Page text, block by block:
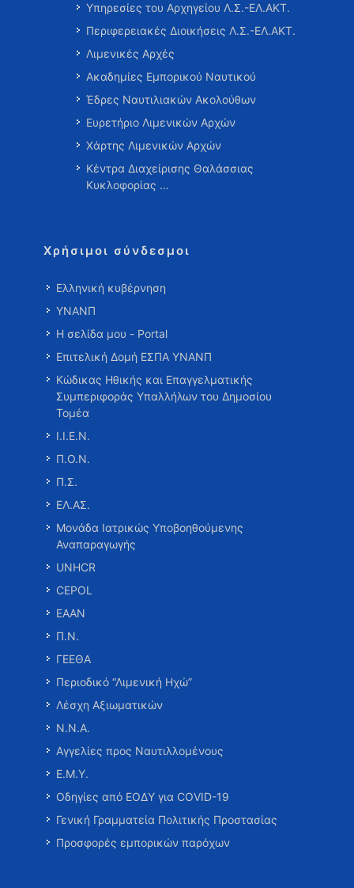
Υπηρεσίες του Αρχηγείου Λ.Σ.-ΕΛ.ΑΚΤ.
Περιφερειακές Διοικήσεις Λ.Σ.-ΕΛ.ΑΚΤ.
Λιμενικές Αρχές
Ακαδημίες Εμπορικού Ναυτικού
Έδρες Ναυτιλιακών Ακολούθων
Ευρετήριο Λιμενικών Αρχών
Χάρτης Λιμενικών Αρχών
Κέντρα Διαχείρισης Θαλάσσιας
Κυκλοφορίας …
Χρήσιμοι σύνδεσμοι
Ελληνική κυβέρνηση
ΥΝΑΝΠ
Η σελίδα μου - Portal
Επιτελική Δομή ΕΣΠΑ ΥΝΑΝΠ
Κώδικας Ηθικής και Επαγγελματικής
Συμπεριφοράς Υπαλλήλων του Δημοσίου
Τομέα
Ι.Ι.Ε.Ν.
Π.Ο.Ν.
Π.Σ.
ΕΛ.ΑΣ.
Μονάδα Ιατρικώς Υποβοηθούμενης
Αναπαραγωγής
UNHCR
CEPOL
ΕΑΑΝ
Π.Ν.
ΓΕΕΘΑ
Περιοδικό “Λιμενική Ηχώ”
Λέσχη Αξιωματικών
Ν.Ν.Α.
Αγγελίες προς Ναυτιλλομένους
Ε.Μ.Υ.
Οδηγίες από ΕΟΔΥ για COVID-19
Γενική Γραμματεία Πολιτικής Προστασίας
Προσφορές εμπορικών παρόχων